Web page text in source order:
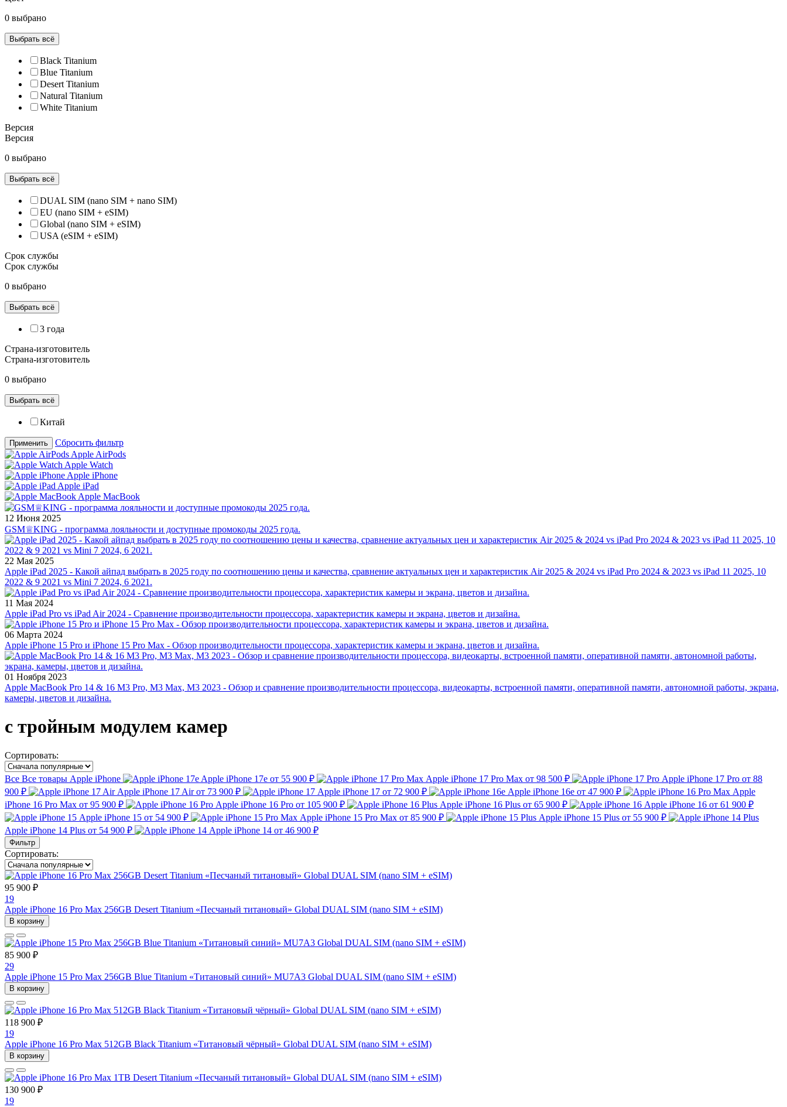
0 выбрано
Выбрать всё
Black Titanium
Blue Titanium
Desert Titanium
Natural Titanium
White Titanium
Версия
Версия
0 выбрано
Выбрать всё
DUAL SIM (nano SIM + nano SIM)
EU (nano SIM + eSIM)
Global (nano SIM + eSIM)
USA (eSIM + eSIM)
Срок службы
Срок службы
0 выбрано
Выбрать всё
3 года
Страна-изготовитель
Страна-изготовитель
0 выбрано
Выбрать всё
Китай
Применить
Сбросить фильтр
Apple AirPods
Apple Watch
Apple iPhone
Apple iPad
Apple MacBook
12 Июня 2025
GSM♕KING - программа лояльности и доступные промокоды 2025 года.
22 Мая 2025
Apple iPad 2025 - Какой айпад выбрать в 2025 году по соотношению цены и качества, сравнение актуальных цен и характеристик Air 2025 & 2024 vs iPad Pro 2024 & 2023 vs iPad 11 2025, 10
2022 & 9 2021 vs Mini 7 2024, 6 2021.
11 Мая 2024
Apple iPad Pro vs iPad Air 2024 - Сравнение производительности процессора, характеристик камеры и экрана, цветов и дизайна.
06 Марта 2024
Apple iPhone 15 Pro и iPhone 15 Pro Max - Обзор производительности процессора, характеристик камеры и экрана, цветов и дизайна.
01 Ноября 2023
Apple MacBook Pro 14 & 16 M3 Pro, M3 Max, M3 2023 - Обзор и сравнение производительности процессора, видеокарты, встроенной памяти, оперативной памяти, автономной работы, экрана,
камеры, цветов и дизайна.
с тройным модулем камер
Сортировать:
Все Все товары Apple iPhone Apple iPhone 17e от 55 900 ₽ Apple iPhone 17 Pro Max от 98 500 ₽ Apple iPhone 17 Pro от 88
900 ₽
Apple iPhone 17 Air от 73 900 ₽ Apple iPhone 17 от 72 900 ₽ Apple iPhone 16e от 47 900 ₽
Apple
iPhone 16 Pro Max от 95 900 ₽ Apple iPhone 16 Pro от 105 900 ₽ Apple iPhone 16 Plus от 65 900 ₽ Apple iPhone 16 от 61 900 ₽
Apple iPhone 15 от 54 900 ₽ Apple iPhone 15 Pro Max от 85 900 ₽ Apple iPhone 15 Plus от 55 900 ₽
Apple iPhone 14 Plus от 54 900 ₽ Apple iPhone 14 от 46 900 ₽
Фильтр
Сортировать:
95 900 ₽
19
Apple iPhone 16 Pro Max 256GB Desert Titanium «Песчаный титановый» Global DUAL SIM (nano SIM + eSIM)
В корзину
85 900 ₽
29
Apple iPhone 15 Pro Max 256GB Blue Titanium «Титановый синий» MU7A3 Global DUAL SIM (nano SIM + eSIM)
В корзину
118 900 ₽
19
Apple iPhone 16 Pro Max 512GB Black Titanium «Титановый чёрный» Global DUAL SIM (nano SIM + eSIM)
В корзину
130 900 ₽
19